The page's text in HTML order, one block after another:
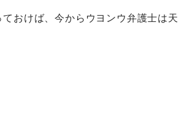
おけば、今からウヨンウ弁護士は天